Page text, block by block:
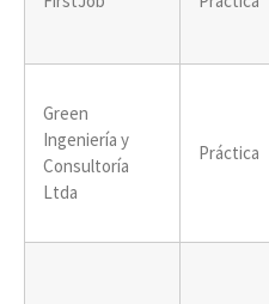
Green
Ingeniería y
Consultoría
Ltda
Práctica